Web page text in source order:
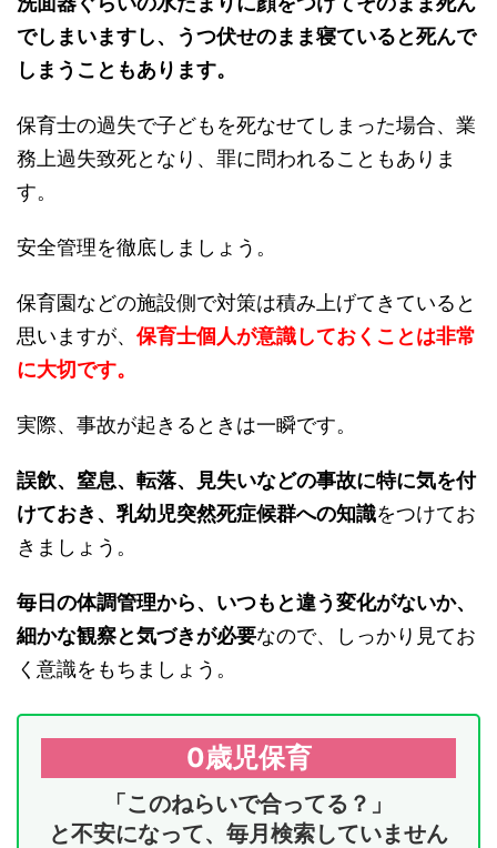
でしまいますし、うつ伏せのまま寝ていると死んで
しまうこともあります。
保育士の過失で子どもを死なせてしまった場合、業
務上過失致死となり、罪に問われることもありま
す。
安全管理を徹底しましょう。
保育園などの施設側で対策は積み上げてきていると
思いますが、 保育士個人が意識しておくことは非常
に大切です。
実際、事故が起きるときは一瞬です。
誤飲、窒息、転落、見失いなどの事故に特に気を付
けておき、乳幼児突然死症候群への知識をつけてお
きましょう。
毎日の体調管理から、いつもと違う変化がないか、
細かな観察と気づきが必要なので、しっかり見てお
く意識をもちましょう。
0歳児保育
「このねらいで合ってる？」
と不安になって、毎月検索していません